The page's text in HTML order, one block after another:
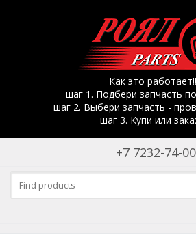
Как это
шаг 1. Подбери запчасть
шаг 2. Выбери запчасть -
шаг 3. Купи или
+7 7232-74-